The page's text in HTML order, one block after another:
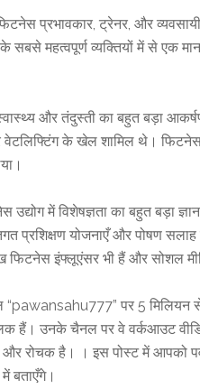
प्रभावकार, ट्रेनर, और
सबसे महत्वपूर्ण व्यक्तियों में से एक
और तंदुस्ती का बहुत बड़ा
वेटलिफ्टिंग के खेल शामिल थे।
में विशेषज्ञता का बहुत बड़ा
प्रशिक्षण योजनाएँ और पोषण
फिटनेस इंफ्लूएंसर भी हैं और सोशल
पर 5 मिलियन
हैं। उनके चैनल पर वे वर्कआउट
और रोचक है। । इस पोस्ट में आपको
बताएँगे।